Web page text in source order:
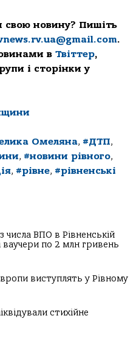
новину? Пишіть
.
в Твіттер,
і сторінки у
Омеляна, #ДТП,
, #новини рівного,
, #рівне, #рівненські
числа ВПО в Рівненській
по 2 млн гривень
виступлять у Рівному
стихійне